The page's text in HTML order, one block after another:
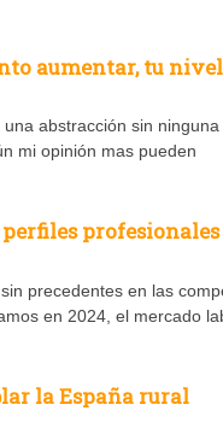
aumentar, tu
abstracción sin
mi opinión mas pueden
precedentes en las
en 2024, el mercado
la España rural